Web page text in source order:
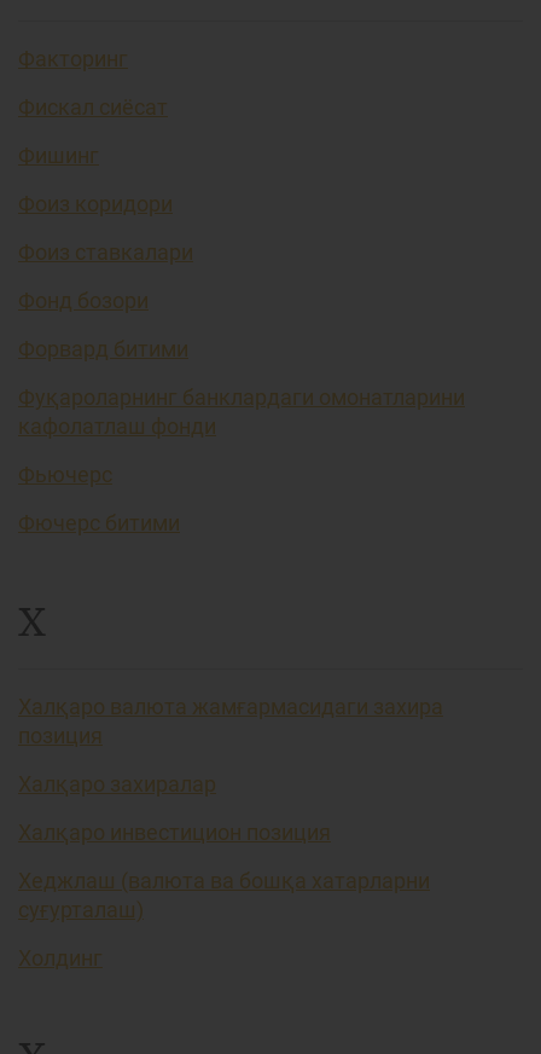
Факторинг
Фискал сиёсат
Фишинг
Фоиз коридори
Фоиз ставкалари
Фонд бозори
Форвард битими
Фуқароларнинг банклардаги омонатларини
кафолатлаш фонди
Фьючерс
Фючерс битими
Х
Халқаро валюта жамғармасидаги захира
позиция
Халқаро захиралар
Халқаро инвестицион позиция
Хеджлаш (валюта ва бошқа хатарларни
суғурталаш)
Холдинг